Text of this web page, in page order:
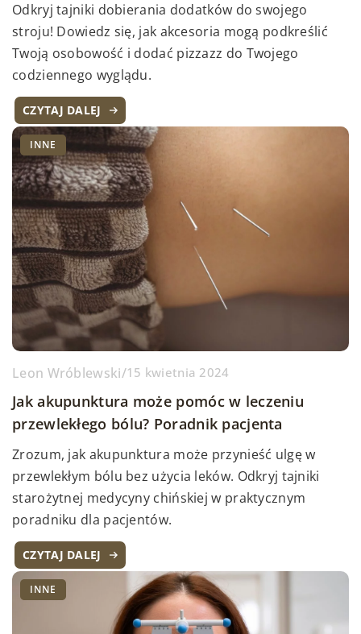
Odkryj tajniki dobierania dodatków do swojego
stroju! Dowiedz się, jak akcesoria mogą podkreślić
Twoją osobowość i dodać pizzazz do Twojego
codziennego wyglądu.
CZYTAJ DALEJ
INNE
Leon Wróblewski/15 kwietnia 2024
Jak akupunktura może pomóc w leczeniu
przewlekłego bólu? Poradnik pacjenta
Zrozum, jak akupunktura może przynieść ulgę w
przewlekłym bólu bez użycia leków. Odkryj tajniki
starożytnej medycyny chińskiej w praktycznym
poradniku dla pacjentów.
CZYTAJ DALEJ
INNE